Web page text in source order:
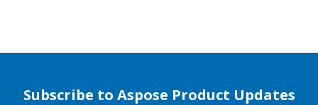
Subscribe to Aspose Product Updates